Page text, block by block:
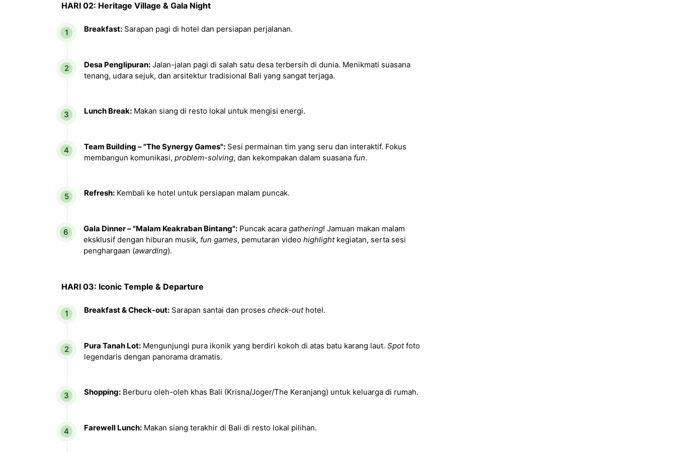
HARI 02: Heritage Village & Gala Night
Breakfast: Sarapan pagi di hotel dan persiapan perjalanan.
Desa Penglipuran: Jalan-jalan pagi di salah satu desa terbersih di dunia. Menikmati suasana
tenang, udara sejuk, dan arsitektur tradisional Bali yang sangat terjaga.
Lunch Break: Makan siang di resto lokal untuk mengisi energi.
Team Building – "The Synergy Games": Sesi permainan tim yang seru dan interaktif. Fokus
membangun komunikasi, problem-solving, dan kekompakan dalam suasana fun.
Refresh: Kembali ke hotel untuk persiapan malam puncak.
Gala Dinner – "Malam Keakraban Bintang": Puncak acara gathering! Jamuan makan malam
eksklusif dengan hiburan musik, fun games, pemutaran video highlightkegiatan, serta sesi
penghargaan (awarding).
HARI 03: Iconic Temple & Departure
Breakfast & Check-out: Sarapan santai dan proses check-outhotel.
Pura Tanah Lot: Mengunjungi pura ikonik yang berdiri kokoh di atas batu karang laut. Spotfoto
legendaris dengan panorama dramatis.
Shopping: Berburu oleh-oleh khas Bali (Krisna/Joger/The Keranjang) untuk keluarga di rumah.
Farewell Lunch: Makan siang terakhir di Bali di resto lokal pilihan.